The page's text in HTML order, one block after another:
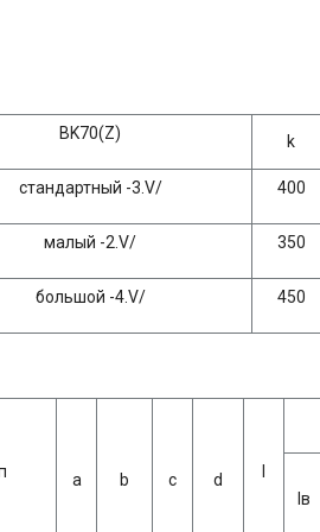
BK70(Z) k
стандартный -3.V/ 400
малый -2.V/ 350
большой -4.V/ 450
a b c d
lв